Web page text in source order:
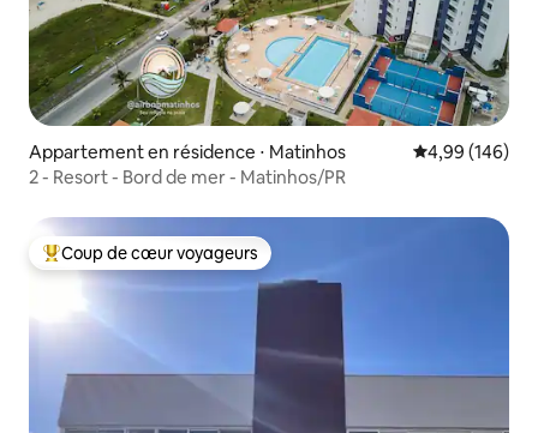
Appartement en résidence ⋅ Matinhos Évaluation
4,99 (146)
2 - Resort - Bord de mer - Matinhos/PR
Coups de cœur voyageurs les plus appréciés
Coup de cœur voyageurs